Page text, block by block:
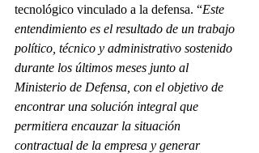
tecnológico vinculado a la defensa. “Este
entendimiento es el resultado de un trabajo
político, técnico y administrativo sostenido
durante los últimos meses junto al
Ministerio de Defensa, con el objetivo de
encontrar una solución integral que
permitiera encauzar la situación
contractual de la empresa y generar